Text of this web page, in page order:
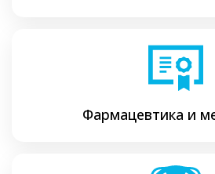
Фармацевтика и